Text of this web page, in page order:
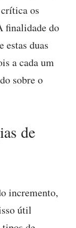
os
finalidade do
estas duas
a cada um
sobre o
de
incremento,
útil